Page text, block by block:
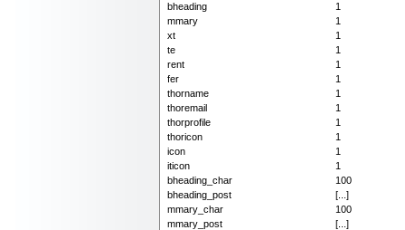
bheading
1
mmary
1
xt
1
te
1
rent
1
fer
1
thorname
1
thoremail
1
thorprofile
1
thoricon
1
icon
1
iticon
1
bheading_char
100
bheading_post
[...]
mmary_char
100
mmary_post
[...]